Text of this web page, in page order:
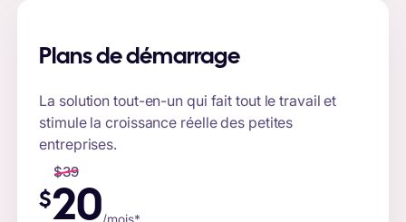
Plans de démarrage
La solution tout-en-un qui fait tout le travail et
stimule la croissance réelle des petites
entreprises.
$39
$20/mois*